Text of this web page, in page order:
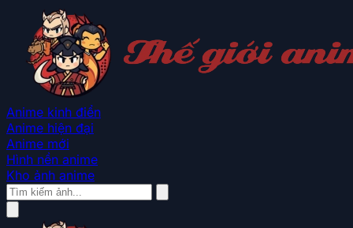
Anime kinh điển
Anime hiện đại
Anime mới
Hình nền anime
Kho ảnh anime